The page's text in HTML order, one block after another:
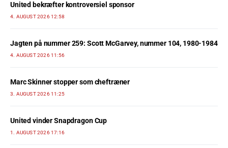
United bekræfter kontroversiel sponsor
4. AUGUST 2026 12:58
Jagten på nummer 259: Scott McGarvey, nummer 104, 1980-1984
4. AUGUST 2026 11:56
Marc Skinner stopper som cheftræner
3. AUGUST 2026 11:25
United vinder Snapdragon Cup
1. AUGUST 2026 17:16